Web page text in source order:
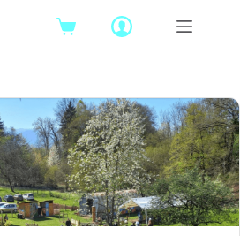
Panier